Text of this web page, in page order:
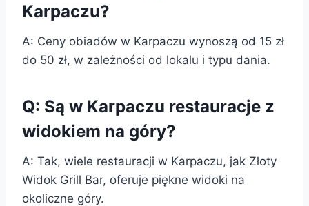
Karpaczu?
A: Ceny obiadów w Karpaczu wynoszą od 15 zł
do 50 zł, w zależności od lokalu i typu dania.
Q: Są w Karpaczu restauracje z
widokiem na góry?
A: Tak, wiele restauracji w Karpaczu, jak Złoty
Widok Grill Bar, oferuje piękne widoki na
okoliczne góry.